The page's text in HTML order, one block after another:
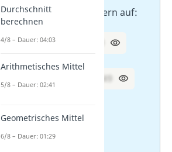
an und löse die Klammern auf:
1. (x – 3)² =
a² – 14a + 49
16m² – 40m + 25
Durchschnitt
berechnen
4/8 – Dauer: 04:03
Arithmetisches Mittel
5/8 – Dauer: 02:41
Geometrisches Mittel
6/8 – Dauer: 01:29